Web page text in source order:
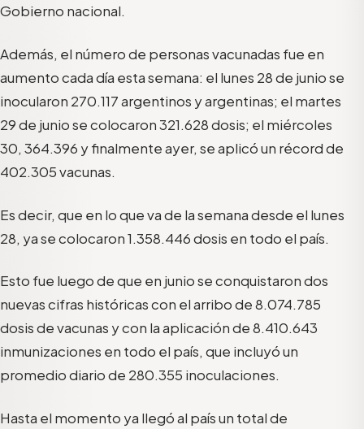
Gobierno nacional.
Además, el número de personas vacunadas fue en
aumento cada día esta semana: el lunes 28 de junio se
inocularon 270.117 argentinos y argentinas; el martes
29 de junio se colocaron 321.628 dosis; el miércoles
30, 364.396 y finalmente ayer, se aplicó un récord de
402.305 vacunas.
Es decir, que en lo que va de la semana desde el lunes
28, ya se colocaron 1.358.446 dosis en todo el país.
Esto fue luego de que en junio se conquistaron dos
nuevas cifras históricas con el arribo de 8.074.785
dosis de vacunas y con la aplicación de 8.410.643
inmunizaciones en todo el país, que incluyó un
promedio diario de 280.355 inoculaciones.
Hasta el momento ya llegó al país un total de